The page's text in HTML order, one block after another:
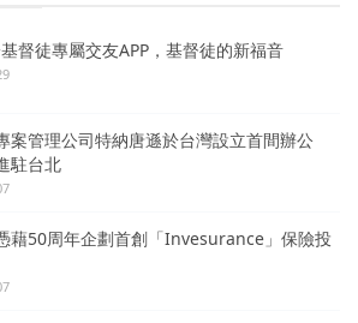
督徒專屬交友APP，基督徒的新福音
案管理公司特納唐遜於台灣設立首間辦公
駐台北
藉50周年企劃首創「Invesurance」保險投